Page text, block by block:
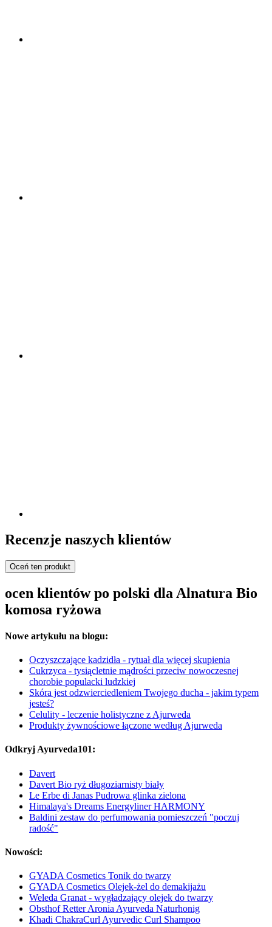
Recenzje naszych klientów
Oceń ten produkt
ocen klientów po polski dla Alnatura Bio
komosa ryżowa
Nowe artykułu na blogu:
Oczyszczające kadzidła - rytuał dla więcej skupienia
Cukrzyca - tysiącletnie mądrości przeciw nowoczesnej
chorobie populacki ludzkiej
Skóra jest odzwierciedleniem Twojego ducha - jakim typem
jesteś?
Celulity - leczenie holistyczne z Ajurweda
Produkty żywnościowe łączone według Ajurweda
Odkryj Ayurveda101:
Davert
Davert Bio ryż długoziarnisty biały
Le Erbe di Janas Pudrowa glinka zielona
Himalaya's Dreams Energyliner HARMONY
Baldini zestaw do perfumowania pomieszczeń "poczuj
radość"
Nowości:
GYADA Cosmetics Tonik do twarzy
GYADA Cosmetics Olejek-żel do demakijażu
Weleda Granat - wygładzający olejek do twarzy
Obsthof Retter Aronia Ayurveda Naturhonig
Khadi ChakraCurl Ayurvedic Curl Shampoo